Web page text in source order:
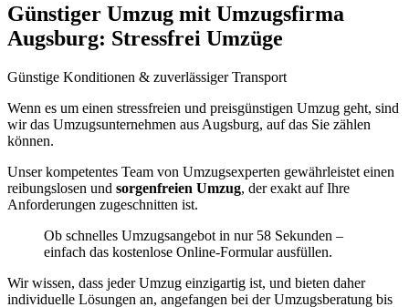
Günstiger Umzug mit Umzugsfirma
Augsburg: Stressfrei Umzüge
Günstige Konditionen & zuverlässiger Transport
Wenn es um einen stressfreien und preisgünstigen Umzug geht, sind
wir das Umzugsunternehmen aus Augsburg, auf das Sie zählen
können.
Unser kompetentes Team von Umzugsexperten gewährleistet einen
reibungslosen und sorgenfreien Umzug, der exakt auf Ihre
Anforderungen zugeschnitten ist.
Ob schnelles Umzugsangebot in nur 58 Sekunden –
einfach das kostenlose Online-Formular ausfüllen.
Wir wissen, dass jeder Umzug einzigartig ist, und bieten daher
individuelle Lösungen an, angefangen bei der Umzugsberatung bis